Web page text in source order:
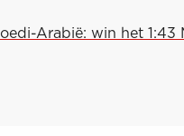
Arabië: win het 1:43